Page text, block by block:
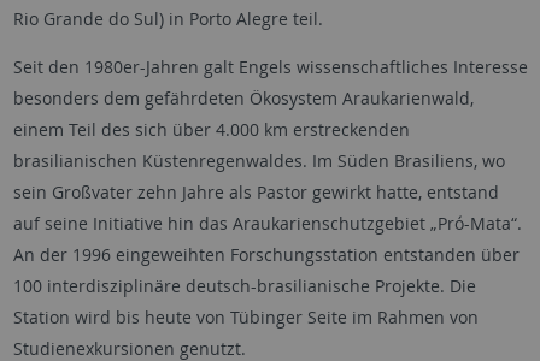
Rio Grande do Sul) in Porto Alegre teil.
Seit den 1980er-Jahren galt Engels wissenschaftliches Interesse
besonders dem gefährdeten Ökosystem Araukarienwald,
einem Teil des sich über 4.000 km erstreckenden
brasilianischen Küstenregenwaldes. Im Süden Brasiliens, wo
sein Großvater zehn Jahre als Pastor gewirkt hatte, entstand
auf seine Initiative hin das Araukarienschutzgebiet „Pró-Mata“.
An der 1996 eingeweihten Forschungsstation entstanden über
100 interdisziplinäre deutsch-brasilianische Projekte. Die
Station wird bis heute von Tübinger Seite im Rahmen von
Studienexkursionen genutzt.